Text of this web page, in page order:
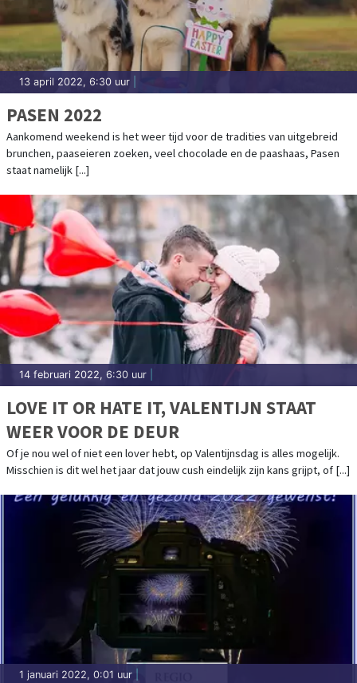
13 april 2022, 6:30 uur
PASEN 2022
Aankomend weekend is het weer tijd voor de tradities van uitgebreid
brunchen, paaseieren zoeken, veel chocolade en de paashaas, Pasen
staat namelijk [...]
14 februari 2022, 6:30 uur
LOVE IT OR HATE IT, VALENTIJN STAAT
WEER VOOR DE DEUR
Of je nou wel of niet een lover hebt, op Valentijnsdag is alles mogelijk.
Misschien is dit wel het jaar dat jouw cush eindelijk zijn kans grijpt, of [...]
1 januari 2022, 0:01 uur